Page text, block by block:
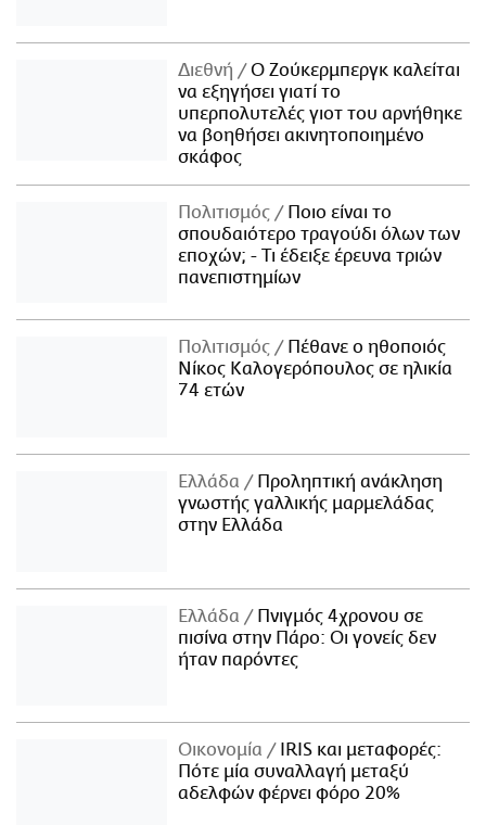
Διεθνή
Ο Ζούκερμπεργκ καλείται
να εξηγήσει γιατί το
υπερπολυτελές γιοτ του αρνήθηκε
να βοηθήσει ακινητοποιημένο
σκάφος
Πολιτισμός
Ποιο είναι το
σπουδαιότερο τραγούδι όλων των
εποχών; - Τι έδειξε έρευνα τριών
πανεπιστημίων
Πολιτισμός
Πέθανε ο ηθοποιός
Νίκος Καλογερόπουλος σε ηλικία
74 ετών
Ελλάδα
Προληπτική ανάκληση
γνωστής γαλλικής μαρμελάδας
στην Ελλάδα
Ελλάδα
Πνιγμός 4χρονου σε
πισίνα στην Πάρο: Οι γονείς δεν
ήταν παρόντες
Οικονομία
IRIS και μεταφορές:
Πότε μία συναλλαγή μεταξύ
αδελφών φέρνει φόρο 20%